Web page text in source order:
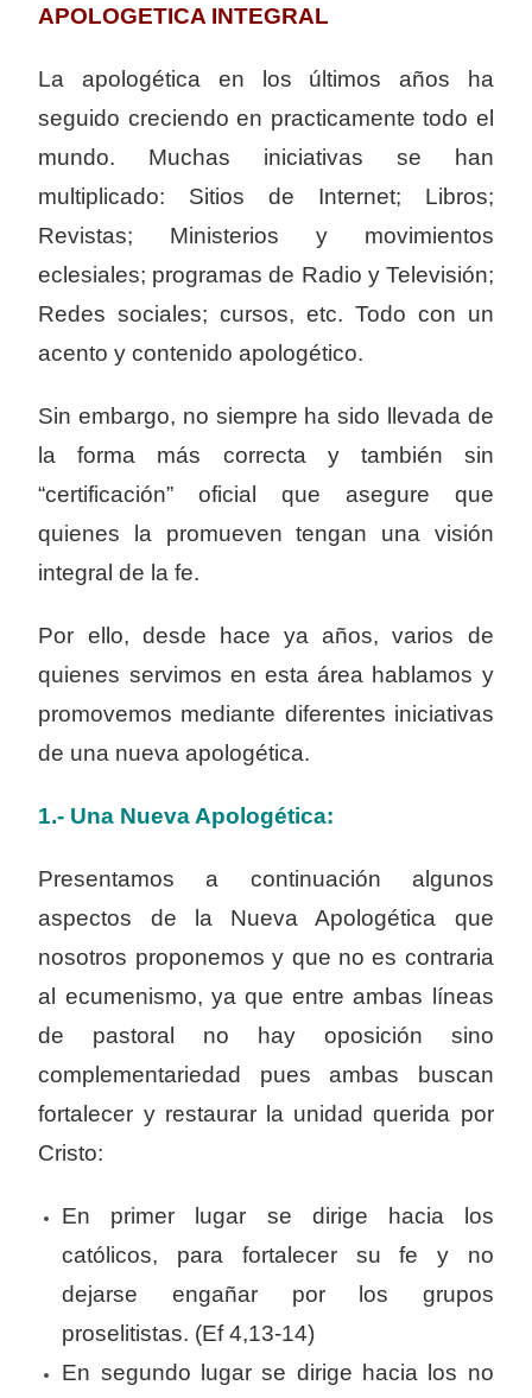
APOLOGETICA INTEGRAL
La apologética en los últimos años ha
seguido creciendo en practicamente todo el
mundo. Muchas iniciativas se han
multiplicado: Sitios de Internet; Libros;
Revistas; Ministerios y movimientos
eclesiales; programas de Radio y Televisión;
Redes sociales; cursos, etc. Todo con un
acento y contenido apologético.
Sin embargo, no siempre ha sido llevada de
la forma más correcta y también sin
“certificación” oficial que asegure que
quienes la promueven tengan una visión
integral de la fe.
Por ello, desde hace ya años, varios de
quienes servimos en esta área hablamos y
promovemos mediante diferentes iniciativas
de una nueva apologética.
1.- Una Nueva Apologética:
Presentamos a continuación algunos
aspectos de la Nueva Apologética que
nosotros proponemos y que no es contraria
al ecumenismo, ya que entre ambas líneas
de pastoral no hay oposición sino
complementariedad pues ambas buscan
fortalecer y restaurar la unidad querida por
Cristo:
En primer lugar se dirige hacia los
católicos, para fortalecer su fe y no
dejarse engañar por los grupos
proselitistas. (Ef 4,13-14)
En segundo lugar se dirige hacia los no